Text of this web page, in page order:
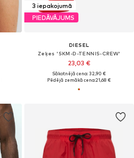
3 iepakojumā
PIEDĀVĀJUMS
DIESEL
Zeķes 'SKM-D-TENNIS-CREW'
23,03 €
Sākotnējā cena: 32,90 €
Pēdējā zemākā cena:21,68 €